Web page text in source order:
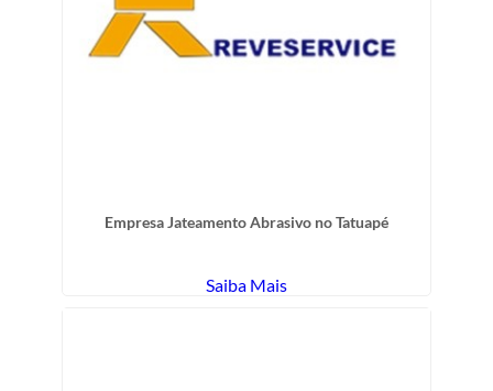
Empresa Jateamento Abrasivo no Tatuapé
Saiba Mais